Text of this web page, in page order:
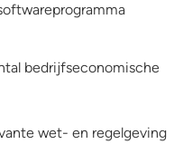
bedrijfseconomische
wet- en regelgeving